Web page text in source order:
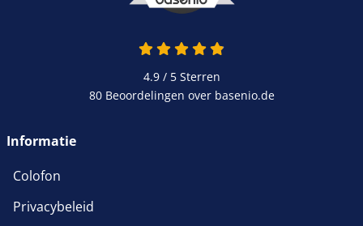
4.9 / 5Sterren
80 Beoordelingen over basenio.de
Informatie
Colofon
Privacybeleid